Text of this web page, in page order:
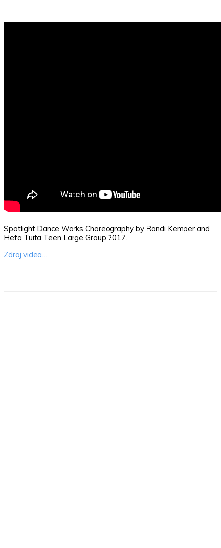
Spotlight Dance Works Choreography by Randi Kemper and
Hefa Tuita Teen Large Group 2017.
Zdroj videa…